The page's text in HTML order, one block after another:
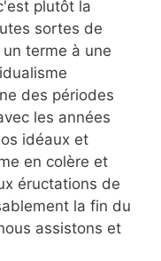
plutôt la
sortes de
terme à une
des périodes
les années
idéaux et
en colère et
éructations de
la fin du
assistons et